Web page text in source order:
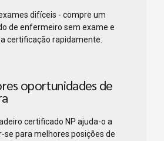
difíceis - compre um
de enfermeiro sem exame e
certificação rapidamente.
oportunidades de
certificado NP ajuda-o a
se para melhores posições de